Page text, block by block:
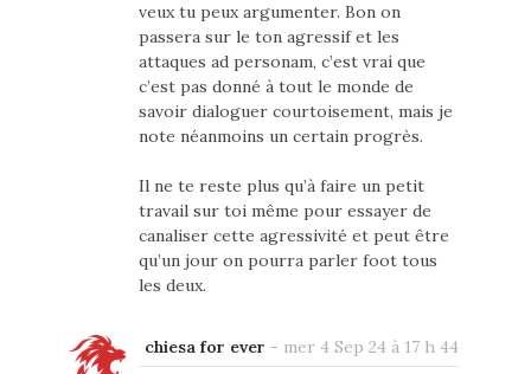
veux tu peux argumenter. Bon on
passera sur le ton agressif et les
attaques ad personam, c’est vrai que
c’est pas donné à tout le monde de
savoir dialoguer courtoisement, mais je
note néanmoins un certain progrès.
Il ne te reste plus qu’à faire un petit
travail sur toi même pour essayer de
canaliser cette agressivité et peut être
qu’un jour on pourra parler foot tous
les deux.
chiesa for ever - mer 4 Sep 24 à 17 h 44